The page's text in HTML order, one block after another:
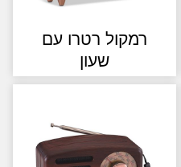
רמקול רטרו עם